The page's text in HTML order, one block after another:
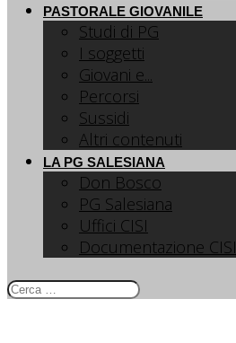
PASTORALE GIOVANILE
Studi di PG
I soggetti
Giovani e...
Percorsi
Sussidi
Altri contenuti
LA PG SALESIANA
Don Bosco
PG Salesiana
Uffici CISI
Documentazione CISI